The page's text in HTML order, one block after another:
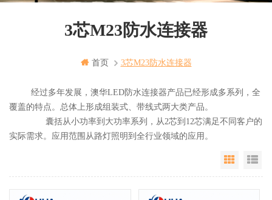
3芯M23防水连接器
首页 3芯m23防水连接器
经过多年发展，澳华LED防水连接器产品已经形成多系列，全
覆盖的特点。总体上形成组装式、带线式两大类产品。
囊括从小功率到大功率系列，从2芯到12芯满足不同客户的
实际需求。应用范围从路灯照明到全行业领域的应用。
Grid